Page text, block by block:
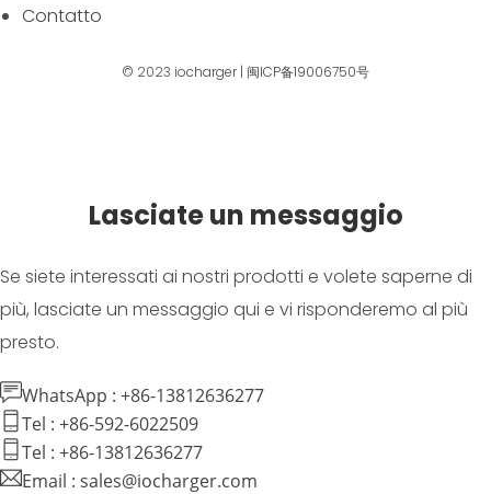
Contatto
© 2023 iocharger| 闽ICP备19006750号
Lasciate un messaggio
Se siete interessati ai nostri prodotti e volete saperne di
più, lasciate un messaggio qui e vi risponderemo al più
presto.
WhatsApp : +86-13812636277
Tel : +86-592-6022509
Tel : +86-13812636277
Email : sales@iocharger.com